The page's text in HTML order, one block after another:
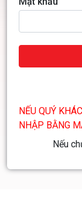
NẾU QUÝ
NHẬP BẰNG
Nếu